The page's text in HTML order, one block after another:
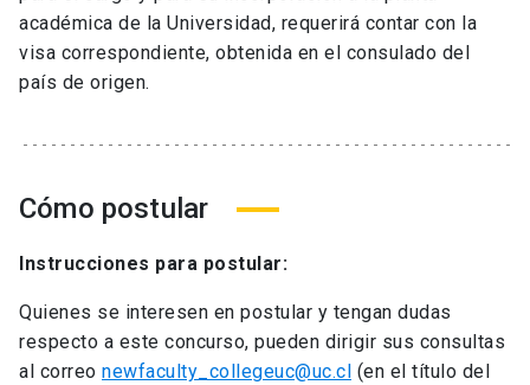
académica de la Universidad, requerirá contar con la
visa correspondiente, obtenida en el consulado del
país de origen.
Cómo postular
Instrucciones para postular:
Quienes se interesen en postular y tengan dudas
respecto a este concurso, pueden dirigir sus consultas
al correo newfaculty_collegeuc@uc.cl (en el título del